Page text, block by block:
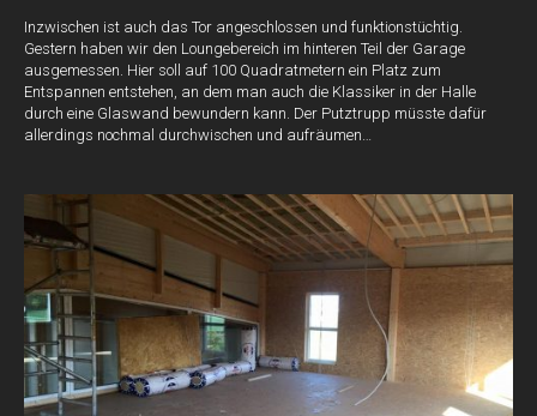
Inzwischen ist auch das Tor angeschlossen und funktionstüchtig.
Gestern haben wir den Loungebereich im hinteren Teil der Garage
ausgemessen. Hier soll auf 100 Quadratmetern ein Platz zum
Entspannen entstehen, an dem man auch die Klassiker in der Halle
durch eine Glaswand bewundern kann. Der Putztrupp müsste dafür
allerdings nochmal durchwischen und aufräumen…